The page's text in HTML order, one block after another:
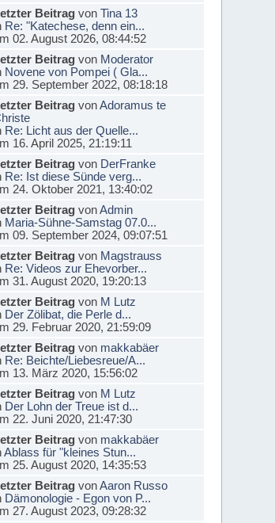
Beitragvon Tina 13
Re: "Katechese, denn ein...
02. August 2026, 08:44:52
Beitragvon Moderator
Novene von Pompei ( Gla...
29. September 2022, 08:18:18
BeitragvonAdoramus te
Re: Licht aus der Quelle...
16. April 2025, 21:19:11
Beitragvon DerFranke
Re: Ist diese Sünde verg...
24. Oktober 2021, 13:40:02
BeitragvonAdmin
Maria-Sühne-Samstag 07.0...
09. September 2024, 09:07:51
Beitragvon Magstrauss
Re: Videos zur Ehevorber...
31. August 2020, 19:20:13
Beitragvon M Lutz
Der Zölibat, die Perle d...
29. Februar 2020, 21:59:09
Beitragvon makkabäer
Re: Beichte/Liebesreue/A...
13. März 2020, 15:56:02
Beitragvon M Lutz
Der Lohn der Treue ist d...
22. Juni 2020, 21:47:30
Beitragvon makkabäer
Ablass für "kleines Stun...
25. August 2020, 14:35:53
BeitragvonAaron Russo
Dämonologie - Egon von P...
27. August 2023, 09:28:32